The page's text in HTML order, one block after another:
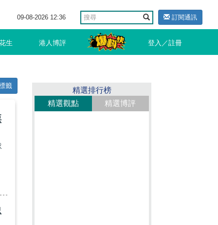
09-08-2026 12:36 訂閱通訊
生 港人博評 登入／註冊
籤
精選排行榜
精選觀點
精選博評